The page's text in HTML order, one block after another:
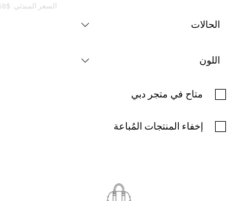
الحالات
اللون
متاح في متجر دبي
إخفاء المنتجات المُباعة
السعر المبدئي: $158